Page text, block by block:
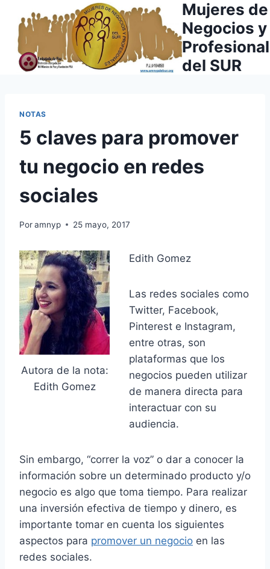
contenido
Mujeres de
Negocios y
del SUR
NOTAS
5 claves para promover
tu negocio en redes
sociales
Poramnyp 25 mayo, 2017
Autora de la nota:
Edith Gomez
Edith Gomez
Las redes sociales como
Twitter, Facebook,
Pinterest e Instagram,
entre otras, son
plataformas que los
negocios pueden utilizar
de manera directa para
interactuar con su
audiencia.
Sin embargo, “correr la voz” o dar a conocer la
información sobre un determinado producto y/o
negocio es algo que toma tiempo. Para realizar
una inversión efectiva de tiempo y dinero, es
importante tomar en cuenta los siguientes
aspectos para promover un negocio en las
redes sociales.